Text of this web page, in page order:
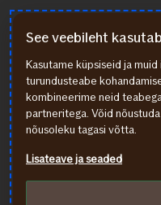
See veebileht
Kasutame küpsiseid ja
turundusteabe
kombineerime neid
partneritega. Võid
nõusoleku tagasi võtta.
Lisateave ja seaded